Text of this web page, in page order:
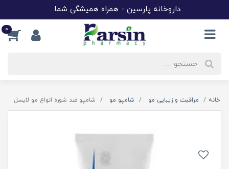
داروخانه پارسین - همراه همیشگی شما
0
خانه مراقبت و زیبایی مو شامپو مو شامپو ضد شوره انواع مو لایسل